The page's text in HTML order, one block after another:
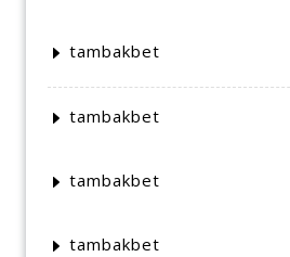
tambakbet
tambakbet
tambakbet
tambakbet